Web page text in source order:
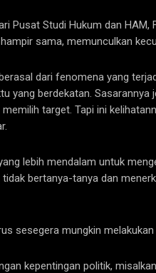
Pusat Studi Hukum dan
sama, memunculkan
dari fenomena yang
yang berdekatan.
target. Tapi ini
lebih mendalam untuk
bertanya-tanya dan
sesegera mungkin
kepentingan politik,